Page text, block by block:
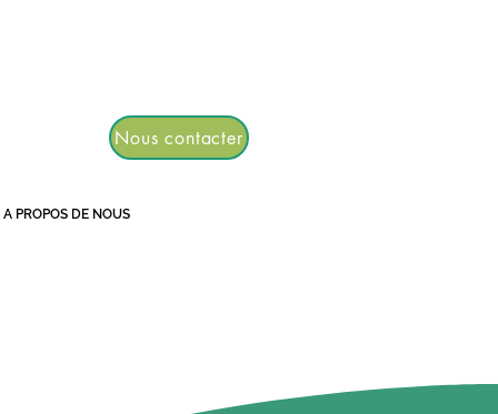
Nous contacter
A PROPOS DE NOUS